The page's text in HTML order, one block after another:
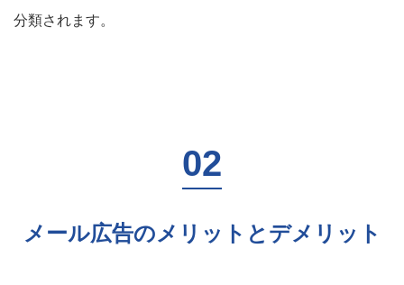
分類されます。
メール広告のメリットとデメリット